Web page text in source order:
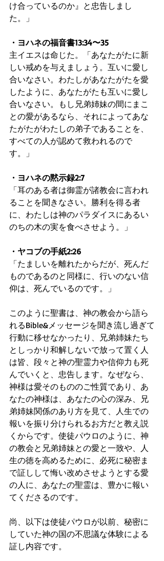
け合っているのか』と忠告しまし
た。」
・ヨハネの福音書13:34〜35
主イエスは命じた。「あなたがたに新
しい戒めを与えましょう。互いに愛し
合いなさい。わたしがあなたがたを愛
したように、あなたがたも互いに愛し
合いなさい。もし兄弟姉妹の間にまこ
との愛があるなら、それによってあな
たがたがわたしの弟子であることを、
すべての人が認めて救われるので
す。」
・ヨハネの黙示録2:7
「耳のある者は御霊が諸教会に言われ
ることを聞きなさい。勝利を得る者
に、わたしは神のパラダイスにあるい
のちの木の実を食べさせよう。」
・ヤコブの手紙2:26
「たましいを離れたからだが、死んだ
ものであるのと同様に、行いのない信
仰は、死んでいるのです。」
このように聖書は、神の教会から語ら
れるBible&メッセージを聞き流し過ぎて
行動に移せなかったり、兄弟姉妹たち
としっかり和解しないで放って置く人
は皆、段々と神の聖霊力や信仰力も死
んでいくと、忠告します。なぜなら、
神様は愛そのもののご性質であり、あ
なたの神様は、あなたの心の深み、兄
弟姉妹関係のあり方を見て、人生での
報いを振り分けられるお方だと教え説
くからです。使徒パウロのように、神
の教会と兄弟姉妹との愛と一致や、人
生の徳を高めるために、必死に秘密ま
で証しして悔い改めさせようとする愛
の人に、あなたの聖霊は、豊かに報い
てくださるのです。
尚、以下は使徒パウロが以前、秘密に
していた神の国の不思議な体験による
証し内容です。